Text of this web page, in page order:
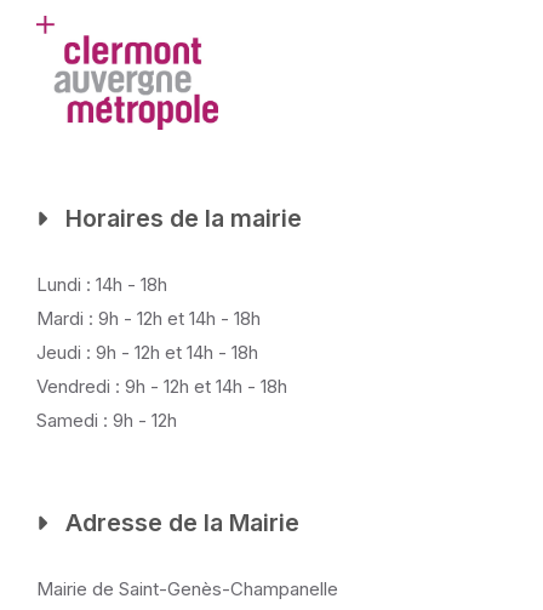
Horaires de la mairie
Lundi : 14h - 18h
Mardi : 9h - 12h et 14h - 18h
Jeudi : 9h - 12h et 14h - 18h
Vendredi : 9h - 12h et 14h - 18h
Samedi : 9h - 12h
Adresse de la Mairie
Mairie de Saint-Genès-Champanelle